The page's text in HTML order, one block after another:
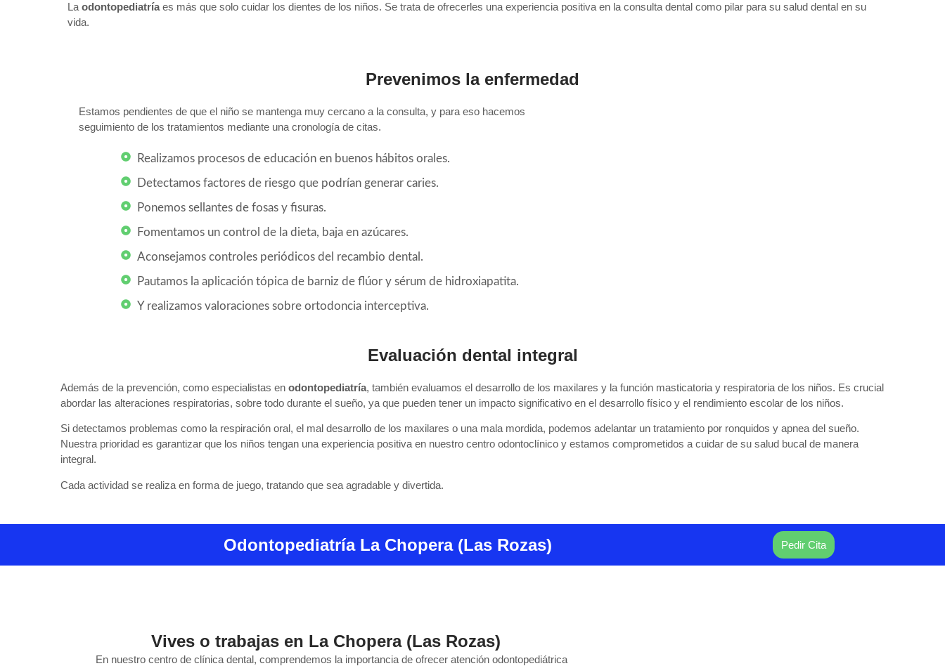
Laodontopediatríaes más que solo cuidar los dientes de los niños. Se trata de ofrecerles una experiencia positiva en la consulta dental como pilar para su salud dental en su
vida.
Prevenimos la enfermedad​
Estamos pendientes de que el niño se mantenga muy cercano a la consulta, y para eso hacemos
seguimiento de los tratamientos mediante una cronología de citas.
Realizamos procesos de educación en buenos hábitos orales.
Detectamos factores de riesgo que podrían generar caries.
Ponemos sellantes de fosas y fisuras.
Fomentamos un control de la dieta, baja en azúcares.
Aconsejamos controles periódicos del recambio dental.
Pautamos la aplicación tópica de barniz de flúor y sérum de hidroxiapatita.
Y realizamos valoraciones sobre ortodoncia interceptiva.
Evaluación dental integral
Además de la prevención, como especialistas enodontopediatría,también evaluamos el desarrollo de los maxilares y la función masticatoria y respiratoria de los niños. Es crucial
abordar las alteraciones respiratorias, sobre todo durante el sueño, ya que pueden tener un impacto significativo en el desarrollo físico y el rendimiento escolar de los niños.
Si detectamos problemas como la respiración oral, el mal desarrollo de los maxilares o una mala mordida, podemos adelantar untratamiento por ronquidos y apnea del sueño.
Nuestra prioridad es garantizar que los niños tengan una experiencia positiva en nuestro centro odontoclínico y estamos comprometidos a cuidar de su salud bucal de manera
integral.
Cada actividad se realiza en forma de juego, tratando que sea agradable y divertida.
Odontopediatría La Chopera (Las Rozas) Pedir Cita
Vives o trabajas en La Chopera (Las Rozas)
En nuestro centro de clínica dental, comprendemos la importancia de ofrecer atención odontopediátrica